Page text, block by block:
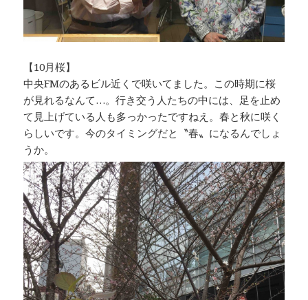
【10月桜】
中央FMのあるビル近くで咲いてました。この時期に桜
が見れるなんて…。行き交う人たちの中には、足を止め
て見上げている人も多っかったですねえ。春と秋に咲く
らしいです。今のタイミングだと〝春〟になるんでしょ
うか。